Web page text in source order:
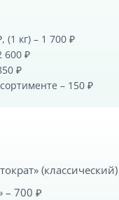
(1 кг) – 1 700 ₽
600 ₽
₽
– 150 ₽
– 700 ₽